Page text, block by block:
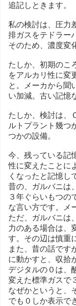
追記しときます。
私の検討は、圧力
排ガスをテドラー
そのため、濃度変
たしか、初期のこ
をアルカリ性に変
と。メーカから聞
い加減。古い記憶
たしか、検討は、
ルトプラント幾つ
つかの設備。
今、残っている記
性に変えたことに
くなったと記憶し
昔の、ガルバニは
３年ぐらいもつの
な言い方です。メ
ただ、ガルバニは
力のある場合は、
す。その辺は慎重
また、昔の話です
に動かすと、収拾
デジタルの０は、
変えた標準ガスで
なぜかというと、
でも０しか表示で